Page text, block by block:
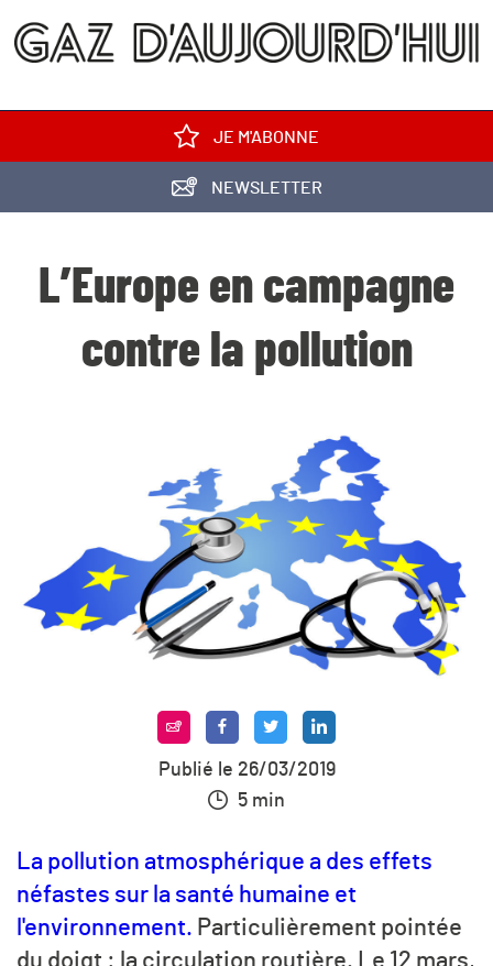
JE M'ABONNE
NEWSLETTER
L’Europe en campagne
contre la pollution
Publié le 26/03/2019
5 min
La pollution atmosphérique a des effets
néfastes sur la santé humaine et
l'environnement. Particulièrement pointée
du doigt : la circulation routière. Le 12 mars,